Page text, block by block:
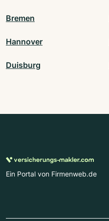
Bremen
Hannover
Duisburg
Ein Portal von Firmenweb.de